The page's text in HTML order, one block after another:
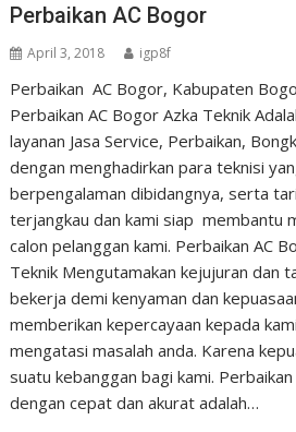
Perbaikan AC Bogor
April 3, 2018 igp8f
Perbaikan AC Bogor, Kabupaten
Perbaikan AC Bogor Azka Teknik
layanan Jasa Service, Perbaikan,
dengan menghadirkan para teknisi
berpengalaman dibidangnya, serta
terjangkau dan kami siap membantu
calon pelanggan kami. Perbaikan AC
Teknik Mengutamakan kejujuran dan
bekerja demi kenyaman dan
memberikan kepercayaan kepada
mengatasi masalah anda. Karena
suatu kebanggan bagi kami.
dengan cepat dan akurat adalah…